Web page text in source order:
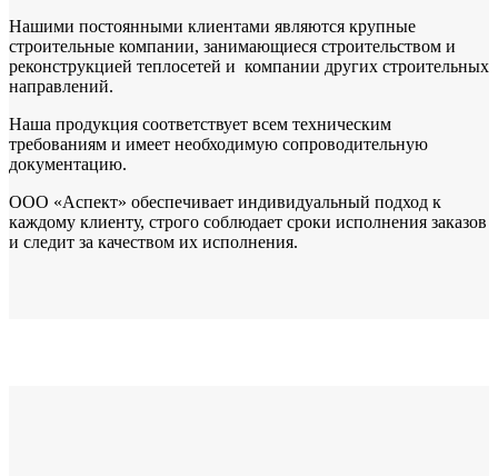
Нашими постоянными клиентами являются крупные
строительные компании, занимающиеся строительством и
реконструкцией теплосетей и компании других строительных
направлений.
Наша продукция соответствует всем техническим
требованиям и имеет необходимую сопроводительную
документацию.
ООО «Аспект» обеспечивает индивидуальный подход к
каждому клиенту, строго соблюдает сроки исполнения заказов
и следит за качеством их исполнения.